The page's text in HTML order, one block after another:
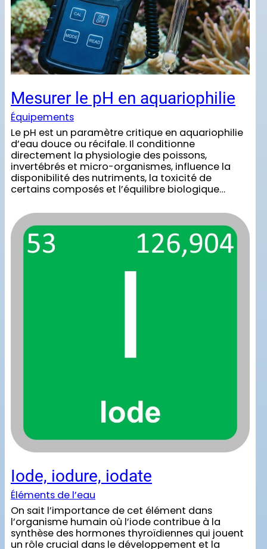
Mesurer le pH en aquariophilie
Équipements
Le pH est un paramètre critique en aquariophilie
d’eau douce ou récifale. Il conditionne
directement la physiologie des poissons,
invertébrés et micro-organismes, influence la
disponibilité des nutriments, la toxicité de
certains composés et l’équilibre biologique…
Iode, iodure, iodate
Éléments de l’eau
On sait l’importance de cet élément dans
l’organisme humain où l’iode contribue à la
synthèse des hormones thyroïdiennes qui jouent
un rôle crucial dans le développement et la